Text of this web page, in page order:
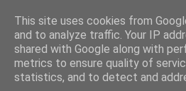
This site uses cookies from
and to analyze traffic. Your IP
shared with Google along with
metrics to ensure quality of
statistics, and to detect and
Pages